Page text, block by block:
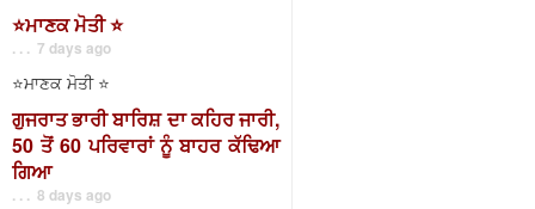
⭐️ਮਾਣਕ ਮੋਤੀ ⭐️
. . . 7 days ago
⭐️ਮਾਣਕ ਮੋਤੀ ⭐️
ਗੁਜਰਾਤ ਭਾਰੀ ਬਾਰਿਸ਼ ਦਾ ਕਹਿਰ ਜਾਰੀ,
50 ਤੋਂ 60 ਪਰਿਵਾਰਾਂ ਨੂੰ ਬਾਹਰ ਕੱਢਿਆ
ਗਿਆ
. . . 8 days ago